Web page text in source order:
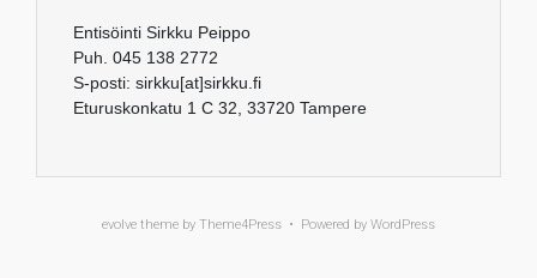
Entisöinti Sirkku Peippo
Puh. 045 138 2772
S-posti: sirkku[at]sirkku.fi
Eturuskonkatu 1 C 32, 33720 Tampere
evolve theme by Theme4Press • Powered by WordPress